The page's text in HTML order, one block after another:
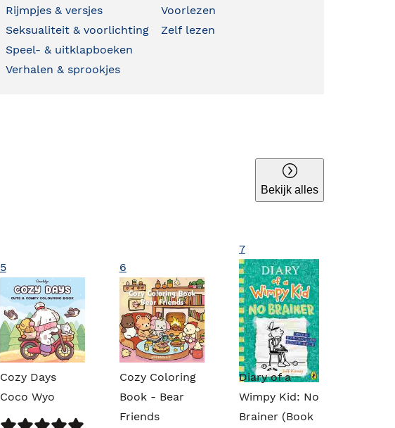
Rijmpjes & versjes
Seksualiteit & voorlichting
Speel- & uitklapboeken
Verhalen & sprookjes
Voorlezen
Zelf lezen
Bekijk alles
5
Cozy Days
Coco Wyo
6
Cozy Coloring
Book - Bear
Friends
7
Diary of a
Wimpy Kid: No
Brainer (Book